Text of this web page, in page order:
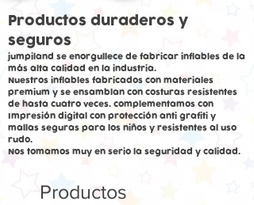
Productos duraderos y
seguros
jumpiland se enorgullece de fabricar inflables de la
más alta calidad en la industria.
Nuestros inflables fabricados con materiales
premium y se ensamblan con costuras resistentes
de hasta cuatro veces. complementamos con
Impresión digital con protección anti grafiti y
mallas seguras para los niños y resistentes al uso
rudo.
Nos tomamos muy en serio la seguridad y calidad.
Productos